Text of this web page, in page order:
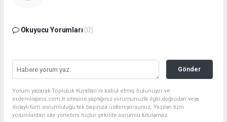
Okuyucu Yorumları (0)
Gönder
Yorum yazarak Topluluk Kuralları’nı kabul etmiş bulunuyor ve
erdemliajans.com.tr sitesine yaptığınız yorumunuzla ilgili doğrudan veya
dolaylı tüm sorumluluğu tek başınıza üstleniyorsunuz. Yazılan tüm
yorumlardan site yönetimi hiçbir şekilde sorumlu tutulamaz.